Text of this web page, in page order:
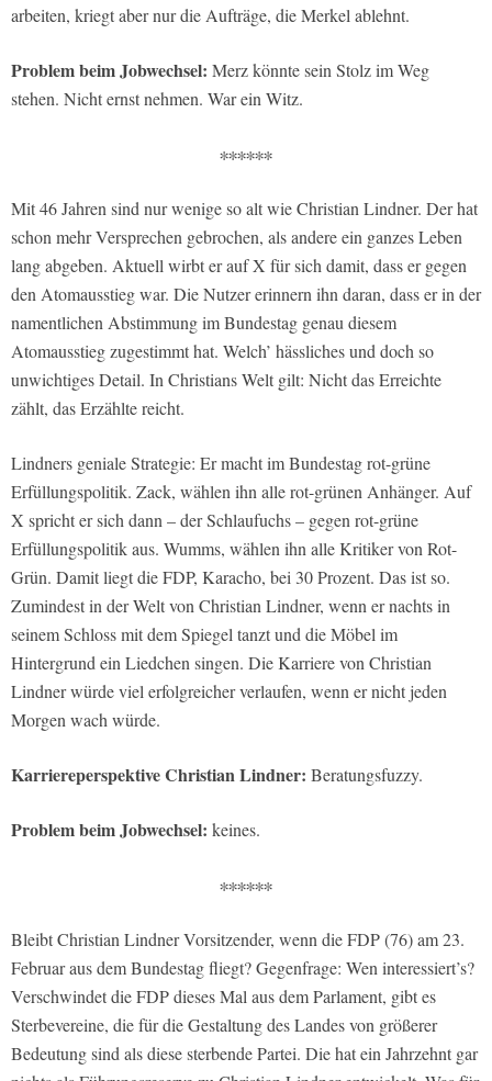
arbeiten, kriegt aber nur die Aufträge, die Merkel ablehnt.
Problem beim Jobwechsel: Merz könnte sein Stolz im Weg
stehen. Nicht ernst nehmen. War ein Witz.
∗∗∗∗∗∗
Mit 46 Jahren sind nur wenige so alt wie Christian Lindner. Der hat
schon mehr Versprechen gebrochen, als andere ein ganzes Leben
lang abgeben. Aktuell wirbt er auf X für sich damit, dass er gegen
den Atomausstieg war. Die Nutzer erinnern ihn daran, dass er in der
namentlichen Abstimmung im Bundestag genau diesem
Atomausstieg zugestimmt hat. Welch’ hässliches und doch so
unwichtiges Detail. In Christians Welt gilt: Nicht das Erreichte
zählt, das Erzählte reicht.
Lindners geniale Strategie: Er macht im Bundestag rot-grüne
Erfüllungspolitik. Zack, wählen ihn alle rot-grünen Anhänger. Auf
X spricht er sich dann – der Schlaufuchs – gegen rot-grüne
Erfüllungspolitik aus. Wumms, wählen ihn alle Kritiker von Rot-
Grün. Damit liegt die FDP, Karacho, bei 30 Prozent. Das ist so.
Zumindest in der Welt von Christian Lindner, wenn er nachts in
seinem Schloss mit dem Spiegel tanzt und die Möbel im
Hintergrund ein Liedchen singen. Die Karriere von Christian
Lindner würde viel erfolgreicher verlaufen, wenn er nicht jeden
Morgen wach würde.
Karriereperspektive Christian Lindner: Beratungsfuzzy.
Problem beim Jobwechsel: keines.
∗∗∗∗∗∗
Bleibt Christian Lindner Vorsitzender, wenn die FDP (76) am 23.
Februar aus dem Bundestag fliegt? Gegenfrage: Wen interessiert’s?
Verschwindet die FDP dieses Mal aus dem Parlament, gibt es
Sterbevereine, die für die Gestaltung des Landes von größerer
Bedeutung sind als diese sterbende Partei. Die hat ein Jahrzehnt gar